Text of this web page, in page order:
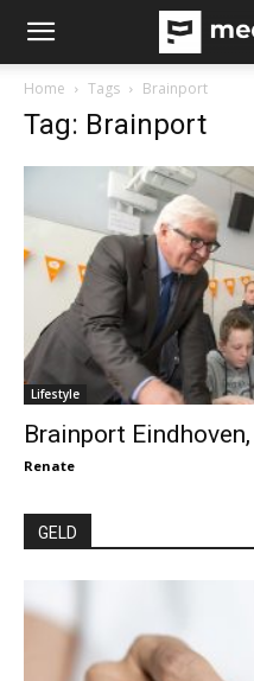
Home Tags Brainport
Tag: Brainport
Lifestyle
Brainport
Renate
GELD